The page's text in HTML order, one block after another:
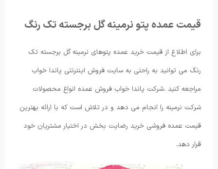
قیمت عمده پتو نرمینه گل برجسته تک رنگ
برای اطلاع از قیمت خرید عمده پتوهای نرمینه گل برجسته تک
رنگ می توانید به راحتی به سایت فروش اینترنتی پاندا خواب
مراجعه کنید ،شرکت پاندا خواب فروش عمده انواع محصولات
شرکت نرمینه را انجام می دهد و در تلاش است که با ارائه بهترین
قیمت عمده فروشی خرید رضایت بخش در اختیار مشتریان خود
قرار دهد.